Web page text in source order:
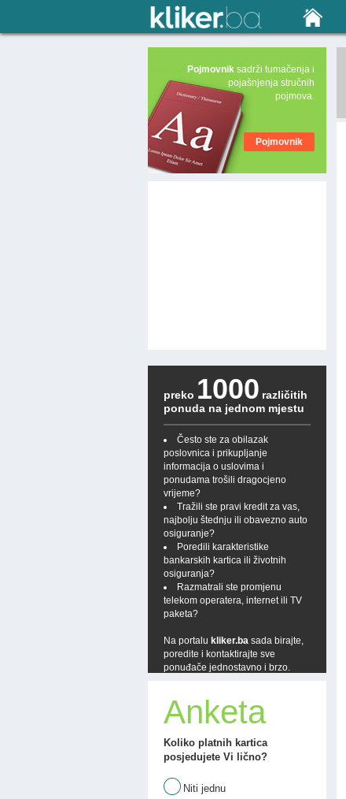
Pojmovnik sadrži tumačenja i
pojašnjenja stručnih
pojmova.
Pojmovnik
preko 1000 različitih
ponuda na jednom mjestu
Često ste za obilazak
poslovnica i prikupljanje
informacija o uslovima i
ponudama trošili dragocjeno
vrijeme?
Tražili ste pravi kredit za vas,
najbolju štednju ili obavezno auto
osiguranje?
Poredili karakteristike
bankarskih kartica ili životnih
osiguranja?
Razmatrali ste promjenu
telekom operatera, internet ili TV
paketa?
Na portalu kliker.ba sada birajte,
poredite i kontaktirajte sve
ponuđače jednostavno i brzo.
Anketa
Koliko platnih kartica
posjedujete Vi lično?
Niti jednu